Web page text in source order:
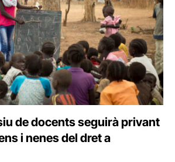
de docents seguirà privant
i nenes del dret a